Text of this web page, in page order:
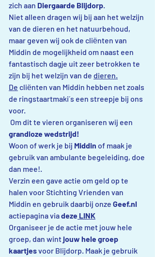
zich aan Diergaarde Blijdorp.
Niet alleen dragen wij bij aan het welzijn
van de dieren en het natuurbehoud,
maar geven wij ook de cliёnten van
Middin de mogelijkheid om naast een
fantastisch dagje uit zeer betrokken te
zijn bij het welzijn van de dieren.
De cliёnten van Middin hebben net zoals
de ringstaartmaki´s een streepje bij ons
voor.
Om dit te vieren organiseren wij een
grandioze wedstrijd!
Woon of werk je bij Middin of maak je
gebruik van ambulante begeleiding, doe
dan mee!.
Verzin een gave actie om geld op te
halen voor Stichting Vrienden van
Middin en gebruik daarbij onze Geef.nl
actiepagina via deze LINK
Organiseer je de actie met jouw hele
groep, dan wint jouw hele groep
kaartjes voor Blijdorp. Maak je gebruik